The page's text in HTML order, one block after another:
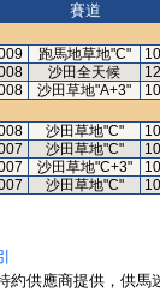
賽道
跑馬地草地"C"
沙田全天候
沙田草地"A+3"
沙田草地"C"
沙田草地"C"
沙田草地"C+3"
沙田草地"C"
約供應商提供，供